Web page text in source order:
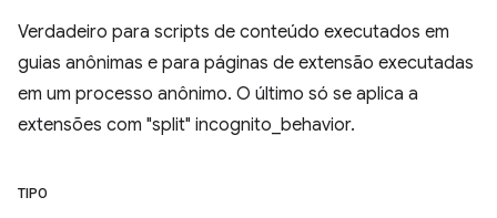
Verdadeiro para scripts de conteúdo executados em
guias anônimas e para páginas de extensão executadas
em um processo anônimo. O último só se aplica a
extensões com "split" incognito_behavior.
TIPO